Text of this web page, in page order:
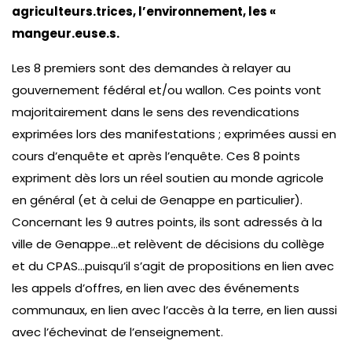
agriculteurs.trices, l’environnement, les «
mangeur.euse.s.
Les 8 premiers sont des demandes à relayer au
gouvernement fédéral et/ou wallon. Ces points vont
majoritairement dans le sens des revendications
exprimées lors des manifestations ; exprimées aussi en
cours d’enquête et après l’enquête. Ces 8 points
expriment dès lors un réel soutien au monde agricole
en général (et à celui de Genappe en particulier).
Concernant les 9 autres points, ils sont adressés à la
ville de Genappe…et relèvent de décisions du collège
et du CPAS…puisqu’il s’agit de propositions en lien avec
les appels d’offres, en lien avec des événements
communaux, en lien avec l’accès à la terre, en lien aussi
avec l’échevinat de l’enseignement.